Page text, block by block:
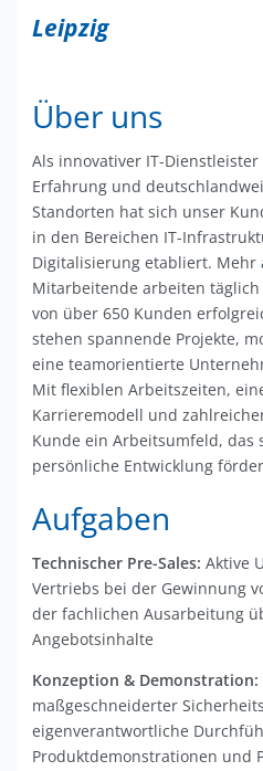
Leipzig
Über uns
Als innovativer IT-
Erfahrung und
Standorten hat sich unser
in den Bereichen IT-
Digitalisierung etabliert. Mehr
Mitarbeitende arbeiten
von über 650 Kunden
stehen spannende Projekte,
eine teamorientierte
Mit flexiblen Arbeitszeiten,
Karrieremodell und
Kunde ein Arbeitsumfeld, das
persönliche Entwicklung
Aufgaben
Technischer Pre-Sales: Aktive
Vertriebs bei der Gewinnung
der fachlichen Ausarbeitung
Angebotsinhalte
Konzeption & Demonstration:
maßgeschneiderter
eigenverantwortliche
Produktdemonstrationen und